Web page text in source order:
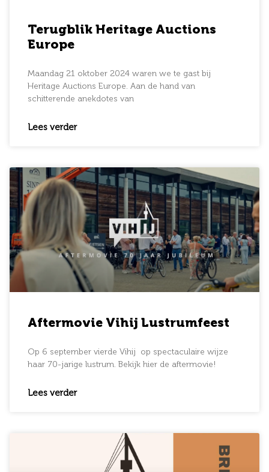
Terugblik Heritage Auctions
Europe
Maandag 21 oktober 2024 waren we te gast bij
Heritage Auctions Europe. Aan de hand van
schitterende anekdotes van
Lees verder
Aftermovie Vihij Lustrumfeest
Op 6 september vierde Vihij op spectaculaire wijze
haar 70-jarige lustrum. Bekijk hier de aftermovie!
Lees verder